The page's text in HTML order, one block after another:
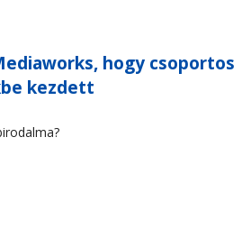
hogy csoportos
kezdett